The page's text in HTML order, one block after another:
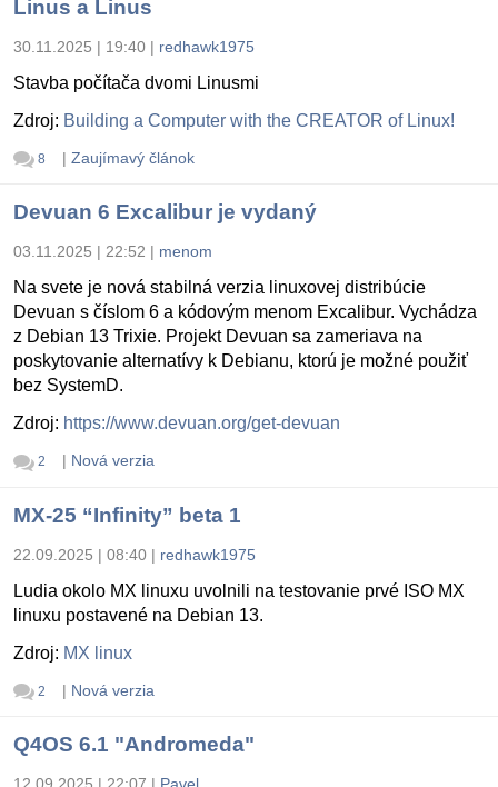
Linus a Linus
30.11.2025 | 19:40 | redhawk1975
Stavba počítača dvomi Linusmi
Zdroj: Building a Computer with the CREATOR of Linux!
8 | Zaujímavý článok
Devuan 6 Excalibur je vydaný
03.11.2025 | 22:52 | menom
Na svete je nová stabilná verzia linuxovej distribúcie
Devuan s číslom 6 a kódovým menom Excalibur. Vychádza
z Debian 13 Trixie. Projekt Devuan sa zameriava na
poskytovanie alternatívy k Debianu, ktorú je možné použiť
bez SystemD.
Zdroj: https://www.devuan.org/get-devuan
2 | Nová verzia
MX-25 “Infinity” beta 1
22.09.2025 | 08:40 | redhawk1975
Ludia okolo MX linuxu uvolnili na testovanie prvé ISO MX
linuxu postavené na Debian 13.
Zdroj: MX linux
2 | Nová verzia
Q4OS 6.1 "Andromeda"